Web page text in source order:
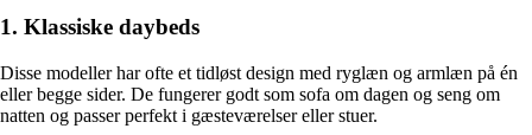
1. Klassiske daybeds
Disse modeller har ofte et tidløst design med ryglæn og armlæn på én
eller begge sider. De fungerer godt som sofa om dagen og seng om
natten og passer perfekt i gæsteværelser eller stuer.